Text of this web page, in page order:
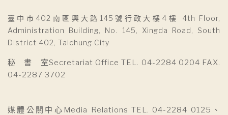
臺中市402南區興大路145號行政大樓4樓 4th Floor,
Administration Building, No. 145, Xingda Road, South
District 402, Taichung City
秘 書 室Secretariat Office TEL. 04-2284 0204 FAX.
04-2287 3702
媒體公關中心Media Relations TEL. 04-2284 0125、